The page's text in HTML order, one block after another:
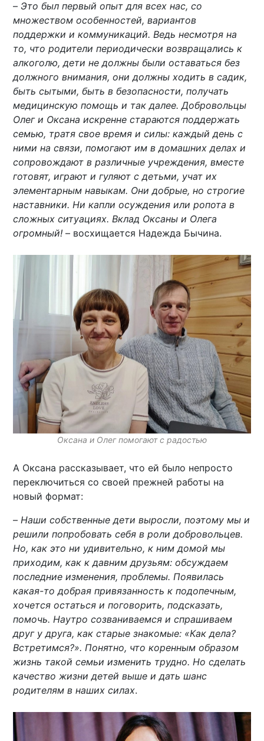
– Это был первый опыт для всех нас, со
множеством особенностей, вариантов
поддержки и коммуникаций. Ведь несмотря на
то, что родители периодически возвращались к
алкоголю, дети не должны были оставаться без
должного внимания, они должны ходить в садик,
быть сытыми, быть в безопасности, получать
медицинскую помощь и так далее. Добровольцы
Олег и Оксана искренне стараются поддержать
семью, тратя свое время и силы: каждый день с
ними на связи, помогают им в домашних делах и
сопровождают в различные учреждения, вместе
готовят, играют и гуляют с детьми, учат их
элементарным навыкам. Они добрые, но строгие
наставники. Ни капли осуждения или ропота в
сложных ситуациях. Вклад Оксаны и Олега
огромный! – восхищается Надежда Бычина.
Оксана и Олег помогают с радостью
А Оксана рассказывает, что ей было непросто
переключиться со своей прежней работы на
новый формат:
–Наши собственные дети выросли, поэтому мы и
решили попробовать себя в роли добровольцев.
Но, как это ни удивительно, к ним домой мы
приходим, как к давним друзьям: обсуждаем
последние изменения, проблемы. Появилась
какая-то добрая привязанность к подопечным,
хочется остаться и поговорить, подсказать,
помочь. Наутро созваниваемся и спрашиваем
друг у друга, как старые знакомые: «Как дела?
Встретимся?». Понятно, что коренным образом
жизнь такой семьи изменить трудно. Но сделать
качество жизни детей выше и дать шанс
родителям в наших силах.